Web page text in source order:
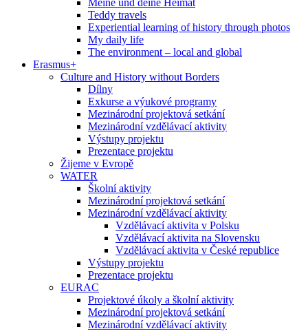
Meine und deine Heimat
Teddy travels
Experiential learning of history through photos
My daily life
The environment – local and global
Erasmus+
Culture and History without Borders
Dílny
Exkurse a výukové programy
Mezinárodní projektová setkání
Mezinárodní vzdělávací aktivity
Výstupy projektu
Prezentace projektu
Žijeme v Evropě
WATER
Školní aktivity
Mezinárodní projektová setkání
Mezinárodní vzdělávací aktivity
Vzdělávací aktivita v Polsku
Vzdělávací aktivita na Slovensku
Vzdělávací aktivita v České republice
Výstupy projektu
Prezentace projektu
EURAC
Projektové úkoly a školní aktivity
Mezinárodní projektová setkání
Mezinárodní vzdělávací aktivity